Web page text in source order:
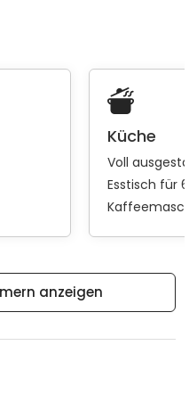
Küche
Voll
Esstisch für
anzeigen